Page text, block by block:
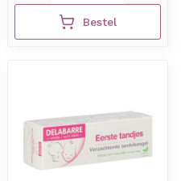
Bestel